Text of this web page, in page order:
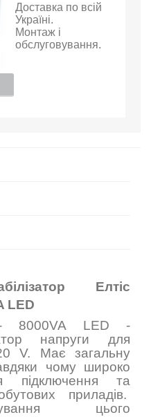
Доставка по всій
Україні.
Монтаж і
обслуговування.
Елтіс
LED
8000VA LED -
напруги для
V. Має загальну
чому широко
підключення та
приладів.
цього